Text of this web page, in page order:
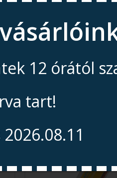
10" Aktívszén + Ezüst
3.750 Ft
12 órától
tart!